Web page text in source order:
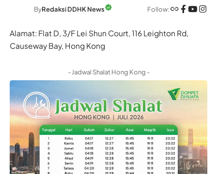
ByRedaksi DDHK News Follow:
Alamat: Flat D, 3/F Lei Shun Court, 116 Leighton Rd,
Causeway Bay, Hong Kong
- Jadwal Shalat Hong Kong -